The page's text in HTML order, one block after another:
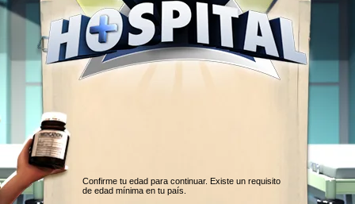
Confirme tu edad para continuar. Existe un requisito
de edad mínima en tu país.